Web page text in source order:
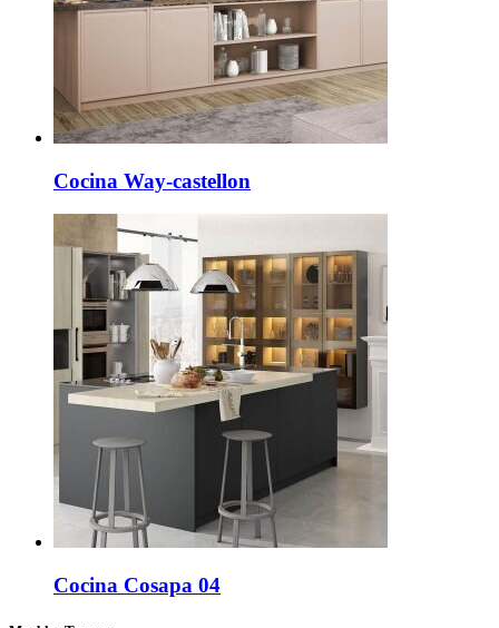
Cocina Way-castellon
Cocina Cosapa 04